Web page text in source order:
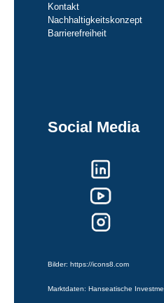
Kontakt
Nachhaltigkeitskonzept
Barrierefreiheit
Social Media
Bilder: https://icons8.com
Marktdaten: Hanseatische